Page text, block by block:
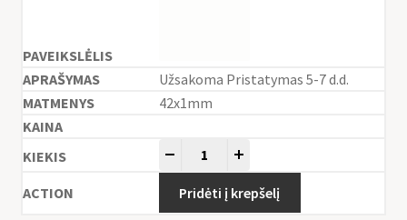
Užsakoma Pristatymas 5-7 d.d.
42x1mm
Pridėti į krepšelį